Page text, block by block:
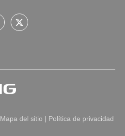
Mapa del sitio | Política de privacidad